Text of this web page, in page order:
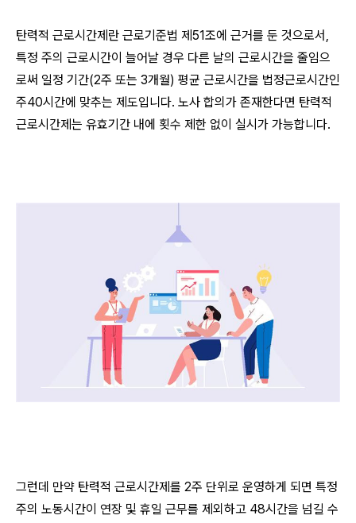
탄력적 근로시간제란 근로기준법 제51조에 근거를 둔 것으로서,
특정 주의 근로시간이 늘어날 경우 다른 날의 근로시간을 줄임으
로써 일정 기간(2주 또는 3개월) 평균 근로시간을 법정근로시간인
주40시간에 맞추는 제도입니다. 노사 합의가 존재한다면 탄력적
근로시간제는 유효기간 내에 횟수 제한 없이 실시가 가능합니다.
그런데 만약 탄력적 근로시간제를 2주 단위로 운영하게 되면 특정
주의 노동시간이 연장 및 휴일 근무를 제외하고 48시간을 넘길 수